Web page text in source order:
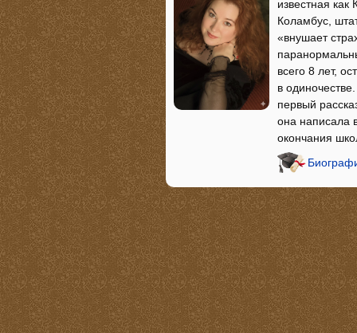
известная
Коламбус,
«внушает
всего 8 лет,
в
первый
она написала
окончания